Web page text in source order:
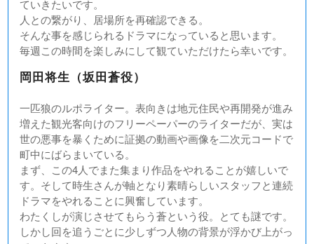
ていきたいです。
人との繋がり、居場所を再確認できる。
そんな事を感じられるドラマになっていると思います。
毎週この時間を楽しみにして観ていただけたら幸いです。
岡田将生（坂田蒼役）
一匹狼のルポライター。表向きは地元住民や再開発が進み
増えた観光客向けのフリーペーパーのライターだが、実は
世の悪事を暴くために証拠の動画や画像を二次元コードで
町中にばらまいている。
まず、この4人でまた集まり作品をやれることが嬉しいで
す。そして時生さんが軸となり素晴らしいスタッフと連続
ドラマをやれることに興奮しています。
わたくしが演じさせてもらう蒼という役。とても謎です。
しかし回を追うごとに少しずつ人物の背景が浮かび上がっ